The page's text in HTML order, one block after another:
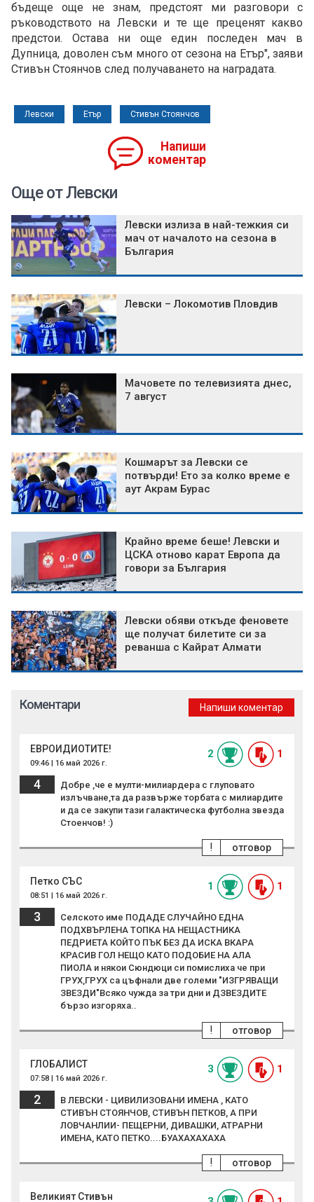
бъдеще още не знам, предстоят ми разговори с
ръководството на Левски и те ще преценят какво
предстои. Остава ни още един последен мач в
Дупница, доволен съм много от сезона на Етър", заяви
Стивън Стоянчов след получаването на наградата.
Левски Етър Стивън Стоянчов
Напиши
коментар
Още от Левски
Левски излиза в най-тежкия си
мач от началото на сезона в
България
Левски – Локомотив Пловдив
Мачовете по телевизията днес,
7 август
Кошмарът за Левски се
потвърди! Ето за колко време е
аут Акрам Бурас
Крайно време беше! Левски и
ЦСКА отново карат Европа да
говори за България
Левски обяви откъде феновете
ще получат билетите си за
реванша с Кайрат Алмати
Коментари Напиши коментар
ЕВРОИДИОТИТЕ!
09:46 | 16 май 2026 г.
2 1
4
Добре ,че е мулти-милиардера с глуповато
излъчване,та да развърже торбата с милиардите
и да се закупи тази галактическа футболна звезда
Стоенчов! :)
отговор
!
Петко СЪС
08:51 | 16 май 2026 г.
1 1
3
Селското име ПОДАДЕ СЛУЧАЙНО ЕДНА
ПОДХВЪРЛЕНА ТОПКА НА НЕЩАСТНИКА
ПЕДРИЕТА КОЙТО ПЪК БЕЗ ДА ИСКА ВКАРА
КРАСИВ ГОЛ НЕЩО КАТО ПОДОБИЕ НА АЛА
ПИОЛА и някои Сюндюци си помислиха че при
ГРУХ,ГРУХ са цъфнали две големи "ИЗГРЯВАЩИ
ЗВЕЗДИ"Всяко чужда за три дни и ДЗВЕЗДИТЕ
бързо изгоряха..
отговор
!
ГЛОБАЛИСТ
07:58 | 16 май 2026 г.
3 1
2
В ЛЕВСКИ - ЦИВИЛИЗОВАНИ ИМЕНА , КАТО
СТИВЪН СТОЯНЧОВ, СТИВЪН ПЕТКОВ, А ПРИ
ЛОВЧАНЛИИ- ПЕЩЕРНИ, ДИВАШКИ, АТРАРНИ
ИМЕНА, КАТО ПЕТКО....БУАХАХАХАХА
отговор
!
Великият Стивън